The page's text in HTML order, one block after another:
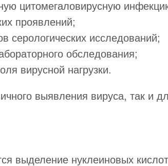
цитомегаловирусную
проявлений;
серологических исследований;
обследования;
вирусной нагрузки.
выявления вируса, так и
выделение нуклеиновых